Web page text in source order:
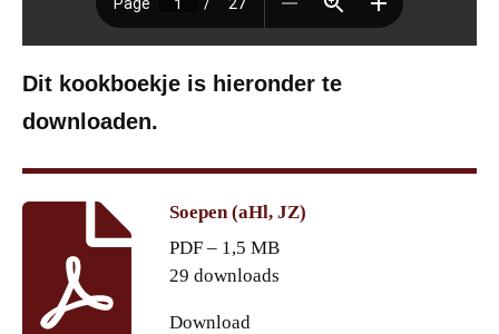
Dit kookboekje is hieronder te
downloaden.
Soepen (aHl, JZ)
PDF – 1,5 MB
29 downloads
Download